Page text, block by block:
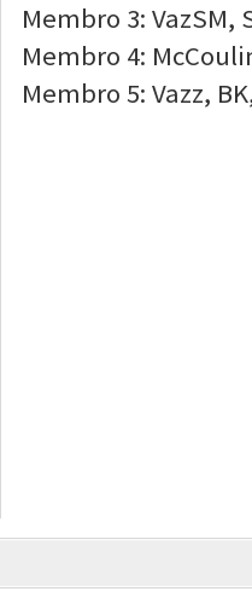
Membro 3: VazSM,
Membro 4:
Membro 5: Vazz,